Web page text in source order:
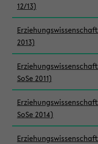
12/13)
2013)
SoSe 2011)
SoSe 2014)